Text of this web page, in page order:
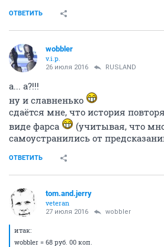
ОТВЕТИТЬ
wobbler
v.i.p.
26 июля 2016 RUSLAND
а... а?!!!
ну и славненько
сдаётся мне, что история
виде фарса
(учитывая, что
самоустранились от
ОТВЕТИТЬ
tom.and.jerry
veteran
27 июля 2016 wobbler
итак:
wobbler = 68 руб. 00 коп.